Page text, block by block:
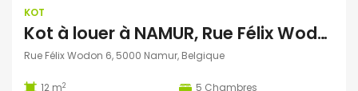
KOT
Kot à louer à NAMUR, Rue Félix Wodon, 6, proche de la gare, du centre ville et des Université et Hautes Ecoles
Rue Félix Wodon 6, 5000 Namur, Belgique
12 m2 5 Chambres